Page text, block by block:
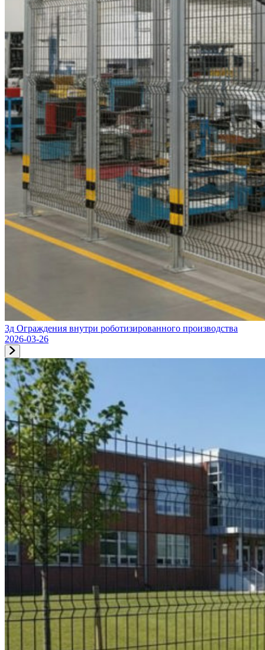
3д Ограждения внутри роботизированного производства
2026-03-26